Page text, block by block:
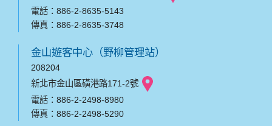
電話：886-2-8635-5143
傳真：886-2-8635-3748
金山遊客中心（野柳管理站）
208204
新北市金山區磺港路171-2號
電話：886-2-2498-8980
傳真：886-2-2498-5290